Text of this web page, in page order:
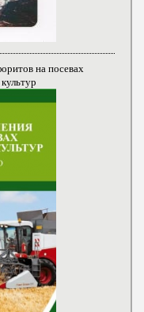
на посевах